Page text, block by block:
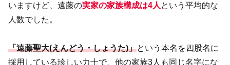
いますけど、遠藤の実家の家族構成は4人 という平均的な
人数でした。
「遠藤聖大(えんどう・しょうた)」という本名を四股名に
採用している珍しい力士で、他の家族3人も同じ名字にな